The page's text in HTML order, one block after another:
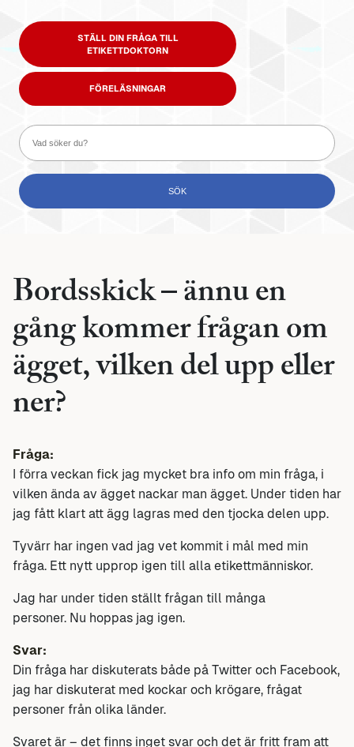
STÄLL DIN FRÅGA TILL
ETIKETTDOKTORN
FÖRELÄSNINGAR
Bordsskick – ännu en
gång kommer frågan om
ägget, vilken del upp eller
ner?
Fråga:
I förra veckan fick jag mycket bra info om min fråga, i
vilken ända av ägget nackar man ägget. Under tiden har
jag fått klart att ägg lagras med den tjocka delen upp.
Tyvärr har ingen vad jag vet kommit i mål med min
fråga. Ett nytt upprop igen till alla etikettmänniskor.
Jag har under tiden ställt frågan till många
personer. Nu hoppas jag igen.
Svar:
Din fråga har diskuterats både på Twitter och Facebook,
jag har diskuterat med kockar och krögare, frågat
personer från olika länder.
Svaret är – det finns inget svar och det är fritt fram att